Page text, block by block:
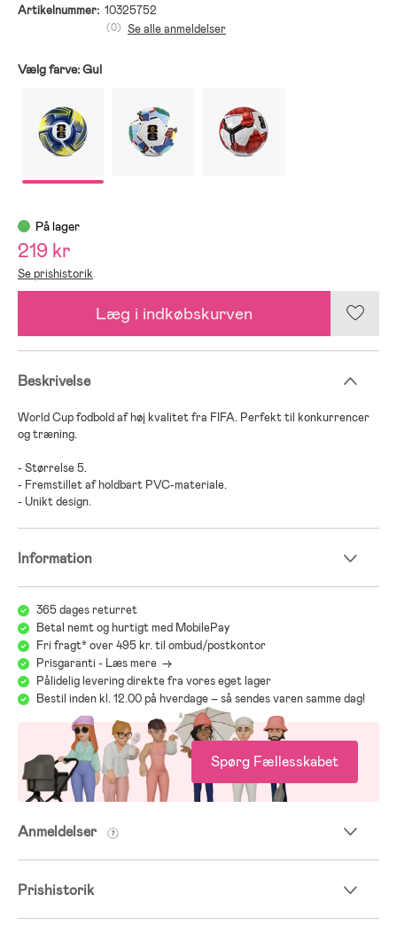
Artikelnummer: 10325752
(0) Se alle anmeldelser
Vælg farve:Gul
På lager
219 kr
Se prishistorik
Læg i indkøbskurven
Beskrivelse
World Cup fodbold af høj kvalitet fra FIFA. Perfekt til konkurrencer
og træning.
- Størrelse 5.
- Fremstillet af holdbart PVC-materiale.
- Unikt design.
Information
365 dages returret
Betal nemt og hurtigt med MobilePay
Fri fragt* over 495 kr. til ombud/postkontor
Prisgaranti - Læs mere ->
Pålidelig levering direkte fra vores eget lager
Bestil inden kl. 12.00 på hverdage – så sendes varen samme dag!
Spørg Fællesskabet
Anmeldelser
Prishistorik